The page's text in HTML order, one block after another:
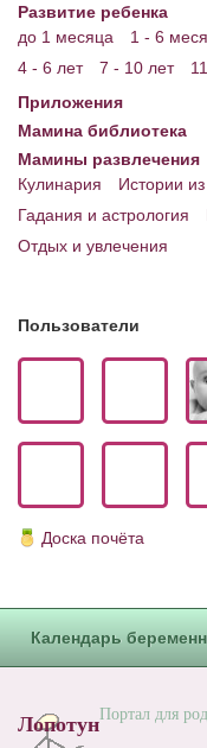
Приложения для
Опросы
НОВОСТИ ЛОПОТУНА
Блог
Развитие ребенка
до 1 месяца
1 - 6
4 - 6 лет
7 - 10 лет
Приложения
Мамина библиотека
Мамины развлечения
Кулинария
Истории
Гадания и астрология
Отдых и увлечения
Пользователи
Доска почёта
Календарь
ЛопотунПортал для